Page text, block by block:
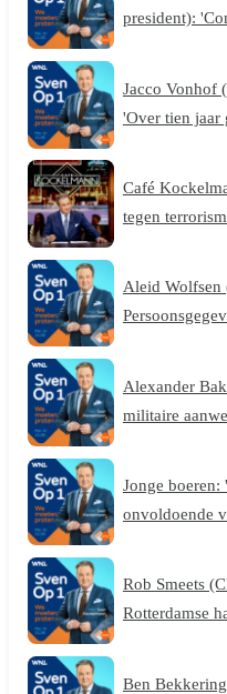
president):
Jacco Vonhof
'Over tien
Café
tegen
Aleid
Alexander
militaire
Jonge
onvoldoende
Rob Smeets
Rotterdamse
Ben